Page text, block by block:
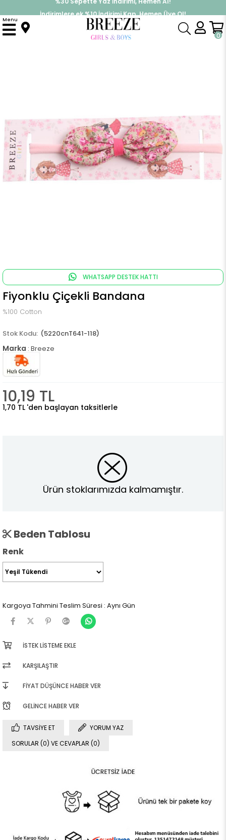
%30 Sepette Yaz İndirimi, Hemen Al!
İndirimlere ek %10 İndirimi Kap, Hemen Üye Ol!
0
Menu
Anasayfa Doğum Günü Parti Kıyafetleri
WHATSAPP DESTEK HATTI
Fiyonklu Çiçekli Bandana
%100 Cotton
(5220cnT641-118)
Marka : Breeze
10,19 TL
1,70 TL 'den başlayan taksitlerle
Ürün stoklarımızda kalmamıştır.
Beden Tablosu
Renk
Kargoya Tahmini Teslim Süresi : Aynı Gün
İSTEK LISTEME EKLE
KARŞILAŞTIR
FIYAT DÜŞÜNCE HABER VER
GELINCE HABER VER
TAVSIYE ET
YORUM YAZ
SORULAR (0) VE CEVAPLAR (0)